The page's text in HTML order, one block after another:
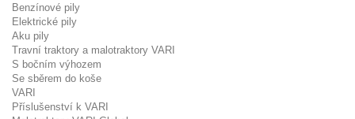
Benzínové pily
Elektrické pily
Aku pily
Travní traktory a malotraktory VARI
S bočním výhozem
Se sběrem do koše
VARI
Příslušenství k VARI